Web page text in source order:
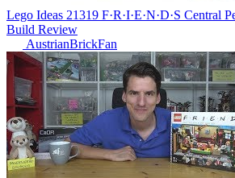
Lego Ideas 21319 F·R·I·E·N·D·S Central
Build Review
AustrianBrickFan